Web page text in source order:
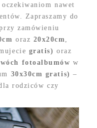
nawet
Zapraszamy do
zamówieniu
oraz 20x20cm
gratis) oraz
fotoalbumów w
30x30cm gratis) –
rodziców czy